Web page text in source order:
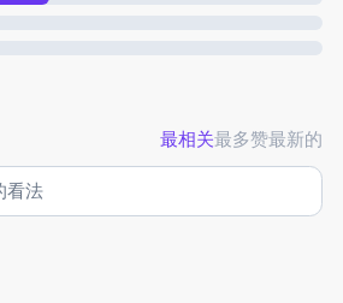
最相关最多赞最新的